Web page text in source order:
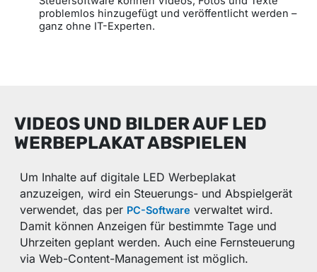
problemlos hinzugefügt und veröffentlicht werden –
ganz ohne IT-Experten.
VIDEOS UND BILDER AUF LED
WERBEPLAKAT ABSPIELEN
Um Inhalte auf digitale LED Werbeplakat
anzuzeigen, wird ein Steuerungs- und Abspielgerät
verwendet, das per PC-Software verwaltet wird.
Damit können Anzeigen für bestimmte Tage und
Uhrzeiten geplant werden. Auch eine Fernsteuerung
via Web-Content-Management ist möglich.